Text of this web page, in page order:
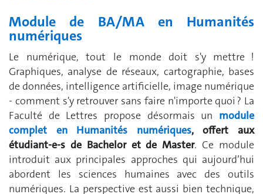
Module de BA/MA en Humanités
numériques
Le numérique, tout le monde doit s'y mettre !
Graphiques, analyse de réseaux, cartographie, bases
de données, intelligence artificielle, image numérique
- comment s'y retrouver sans faire n'importe quoi ? La
Faculté de Lettres propose désormais un module
complet en Humanités numériques, offert aux
étudiant-e-s de Bachelor et de Master. Ce module
introduit aux principales approches qui aujourd’hui
abordent les sciences humaines avec des outils
numériques. La perspective est aussi bien technique,